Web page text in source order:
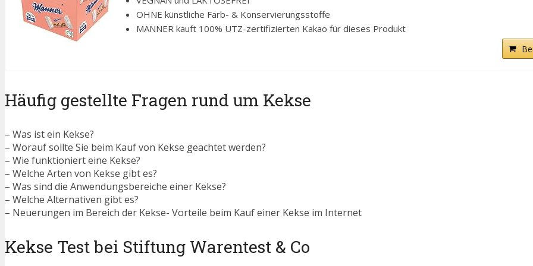
OHNE künstliche Farb- & Konservierungsstoffe
MANNER kauft 100% UTZ-zertifizierten Kakao für dieses Produkt
Häufig gestellte Fragen rund um Kekse
– Was ist ein Kekse?
– Worauf sollte Sie beim Kauf von Kekse geachtet werden?
– Wie funktioniert eine Kekse?
– Welche Arten von Kekse gibt es?
– Was sind die Anwendungsbereiche einer Kekse?
– Welche Alternativen gibt es?
– Neuerungen im Bereich der Kekse- Vorteile beim Kauf einer Kekse im Internet
Kekse Test bei Stiftung Warentest & Co